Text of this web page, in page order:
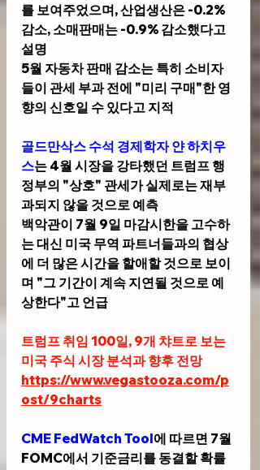
를 보여주었으며, 산업생산은 -0.2%
감소, 소매판매는 -0.9% 감소했다고
설명
5월 자동차 판매 감소는 특히 소비자
들이 관세 부과 전에 "미리 구매"한 영
향의 신호일 수 있다고 지적
골드만삭스 수석 경제학자 얀 하치우
스는 4월 시장을 강타했던 트럼프 행
정부의 "상호" 관세가 실제로는 재부
과되지 않을 것으로 예측
백악관이 7월 9일 마감시한을 고수하
는 대신 미국 무역 파트너들과의 협상
에 더 많은 시간을 할애할 것으로 보이
며 "그 기간이 계속 지연될 것으로 예
상한다"고 언급
트럼프 취임 100일, 9개 챠트로 보는
미국 주식 시장 분석과 향후 전망
https://www.vegastooza.com/p
ost/9charts
CME FedWatch Tool에 따르면 7월
FOMC에서 기준금리를 동결할 확률